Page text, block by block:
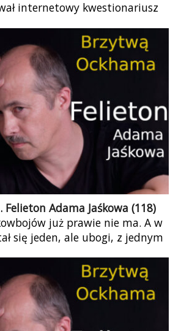
internetowy kwestionariusz
Już przy wstępnej lekturze
się wątpliwości.
Felieton Adama Jaśkowa (118)
już prawie nie ma. A w
się jeden, ale ubogi, z jednym
kaburze). I nawet gdyby ktoś
od inteligencji, nie byłoby komu
opuścić lokalu.